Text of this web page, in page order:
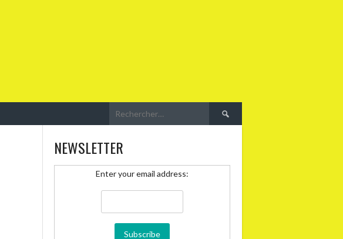
Rechercher :
NEWSLETTER
Enter your email address: